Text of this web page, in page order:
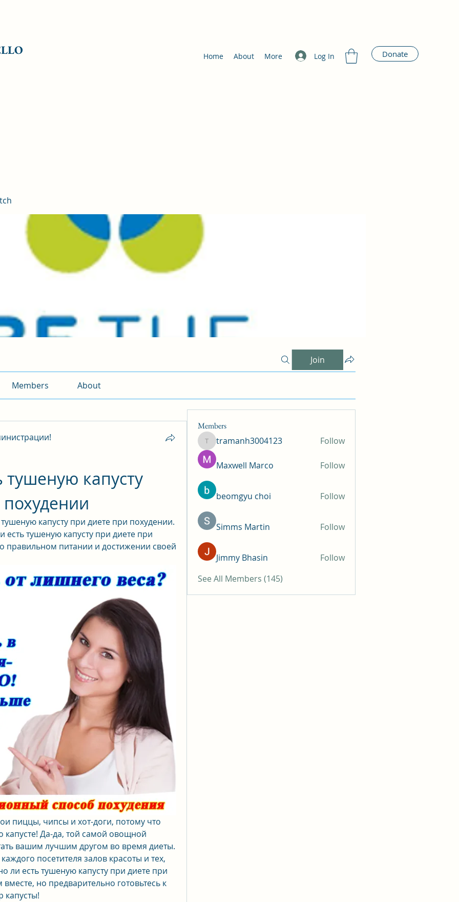
Log In
Home About More Donate
Join
Members About
капусту
капусту при диете при похудении.
тушеную капусту при диете при
правильном питании и достижении своей
пиццы, чипсы и хот-доги, потому что
капусте! Да-да, той самой овощной
вашим лучшим другом во время диеты.
посетителя залов красоты и тех,
ли есть тушеную капусту при диете при
но предварительно готовьтесь к
капусты!
Members
tramanh3004123
tramanh3004123 Follow
Maxwell Marco Follow
beomgyu choi Follow
Simms Martin Follow
Jimmy Bhasin
Follow
See All Members (145)